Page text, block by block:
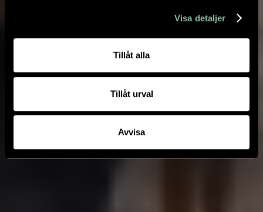
Visa detaljer
Tillåt alla
Tillåt urval
Avvisa